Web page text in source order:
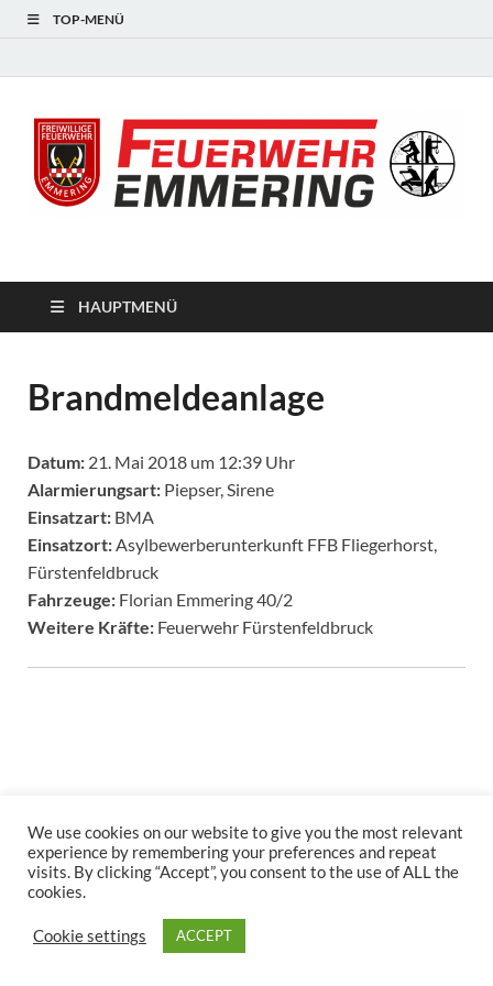
TOP-MENÜ
HAUPTMENÜ
Brandmeldeanlage
Datum: 21. Mai 2018 um 12:39 Uhr
Alarmierungsart: Piepser, Sirene
Einsatzart: BMA
Einsatzort: Asylbewerberunterkunft FFB Fliegerhorst,
Fürstenfeldbruck
Fahrzeuge: Florian Emmering 40/2
Weitere Kräfte: Feuerwehr Fürstenfeldbruck
Copyright © 2026.
Stolz präsentiertWordPressundHitMag.
We use cookies on our website to give you the most relevant
experience by remembering your preferences and repeat
visits. By clicking “Accept”, you consent to the use of ALL the
cookies.
Cookie settings ACCEPT